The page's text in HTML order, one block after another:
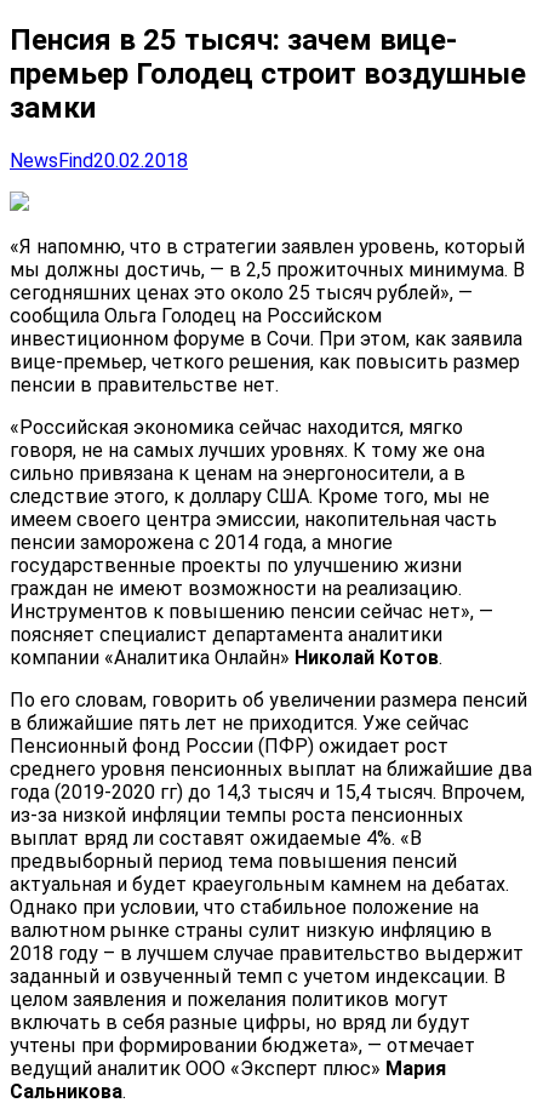
Пенсия в 25 тысяч: зачем вице-
премьер Голодец строит воздушные
замки
NewsFind20.02.2018
«Я напомню, что в стратегии заявлен уровень, который
мы должны достичь, — в 2,5 прожиточных минимума. В
сегодняшних ценах это около 25 тысяч рублей», —
сообщила Ольга Голодец на Российском
инвестиционном форуме в Сочи. При этом, как заявила
вице-премьер, четкого решения, как повысить размер
пенсии в правительстве нет.
«Российская экономика сейчас находится, мягко
говоря, не на самых лучших уровнях. К тому же она
сильно привязана к ценам на энергоносители, а в
следствие этого, к доллару США. Кроме того, мы не
имеем своего центра эмиссии, накопительная часть
пенсии заморожена с 2014 года, а многие
государственные проекты по улучшению жизни
граждан не имеют возможности на реализацию.
Инструментов к повышению пенсии сейчас нет», —
поясняет специалист департамента аналитики
компании «Аналитика Онлайн» Николай Котов.
По его словам, говорить об увеличении размера пенсий
в ближайшие пять лет не приходится. Уже сейчас
Пенсионный фонд России (ПФР) ожидает рост
среднего уровня пенсионных выплат на ближайшие два
года (2019-2020 гг) до 14,3 тысяч и 15,4 тысяч. Впрочем,
из-за низкой инфляции темпы роста пенсионных
выплат вряд ли составят ожидаемые 4%. «В
предвыборный период тема повышения пенсий
актуальная и будет краеугольным камнем на дебатах.
Однако при условии, что стабильное положение на
валютном рынке страны сулит низкую инфляцию в
2018 году – в лучшем случае правительство выдержит
заданный и озвученный темп с учетом индексации. В
целом заявления и пожелания политиков могут
включать в себя разные цифры, но вряд ли будут
учтены при формировании бюджета», — отмечает
ведущий аналитик ООО «Эксперт плюс» Мария
Сальникова.